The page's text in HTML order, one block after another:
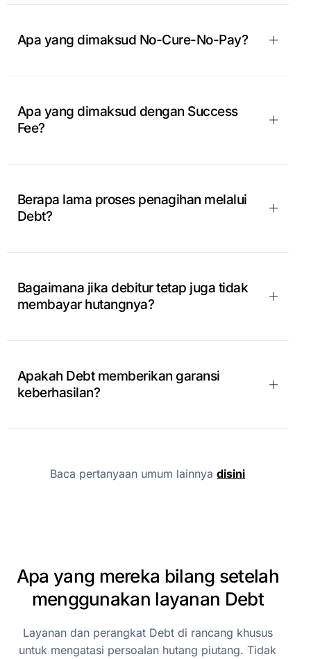
Apa yang dimaksud No-Cure-No-Pay?
Apa yang dimaksud dengan Success
Fee?
Berapa lama proses penagihan melalui
Debt?
Bagaimana jika debitur tetap juga tidak
membayar hutangnya?
Apakah Debt memberikan garansi
keberhasilan?
Baca pertanyaan umum lainnyadisini
Apa yang mereka bilang setelah
menggunakan layanan Debt
Layanan dan perangkat Debt di rancang khusus
untuk mengatasi persoalan hutang piutang. Tidak